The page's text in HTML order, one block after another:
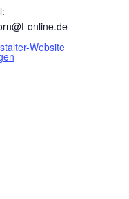
online.de
Website